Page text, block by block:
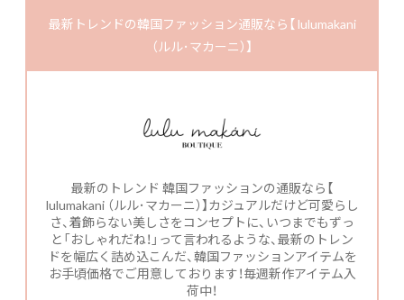
最新トレンドの韓国ファッション通販なら【 lulumakani
（ルル･マカーニ）】
最新のトレンド 韓国ファッションの通販なら【
lulumakani （ルル･マカーニ）】カジュアルだけど可愛らし
さ、着飾らない美しさをコンセプトに、いつまでもずっ
と「おしゃれだね！」って言われるような、最新のトレン
ドを幅広く詰め込こんだ、韓国ファッションアイテムを
お手頃価格でご用意しております！毎週新作アイテム入
荷中！